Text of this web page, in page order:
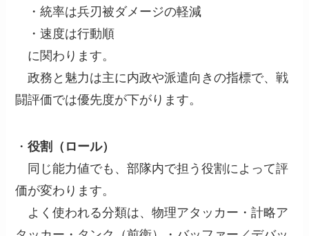
・統率は兵刃被ダメージの軽減
・速度は行動順
に関わります。
政務と魅力は主に内政や派遣向きの指標で、戦
闘評価では優先度が下がります。
・役割（ロール）
同じ能力値でも、部隊内で担う役割によって評
価が変わります。
よく使われる分類は、物理アタッカー・計略ア